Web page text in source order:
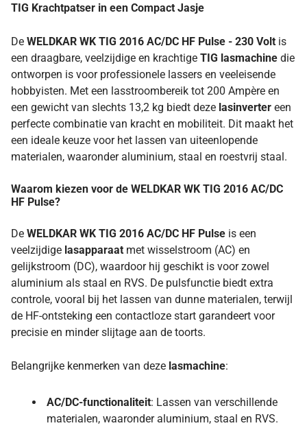
TIG Krachtpatser in een Compact Jasje
De WELDKAR WK TIG 2016 AC/DC HF Pulse - 230 Volt is
een draagbare, veelzijdige en krachtige TIG lasmachine die
ontworpen is voor professionele lassers en veeleisende
hobbyisten. Met een lasstroombereik tot 200 Ampère en
een gewicht van slechts 13,2 kg biedt deze lasinverter een
perfecte combinatie van kracht en mobiliteit. Dit maakt het
een ideale keuze voor het lassen van uiteenlopende
materialen, waaronder aluminium, staal en roestvrij staal.
Waarom kiezen voor de WELDKAR WK TIG 2016 AC/DC
HF Pulse?
De WELDKAR WK TIG 2016 AC/DC HF Pulse is een
veelzijdige lasapparaat met wisselstroom (AC) en
gelijkstroom (DC), waardoor hij geschikt is voor zowel
aluminium als staal en RVS. De pulsfunctie biedt extra
controle, vooral bij het lassen van dunne materialen, terwijl
de HF-ontsteking een contactloze start garandeert voor
precisie en minder slijtage aan de toorts.
Belangrijke kenmerken van deze lasmachine:
AC/DC-functionaliteit: Lassen van verschillende
materialen, waaronder aluminium, staal en RVS.